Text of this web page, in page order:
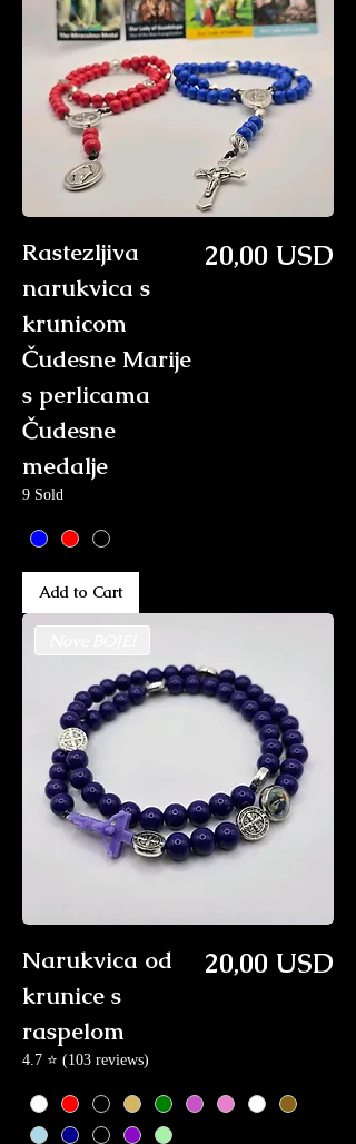
Rastezljiva
narukvica s
krunicom
Čudesne Marije
s perlicama
Čudesne
medalje
Price
20,00 USD
9 Sold
Add to Cart
Narukvica od
krunice s
raspelom
Price
20,00 USD
4.7 ⭐ (103 reviews)